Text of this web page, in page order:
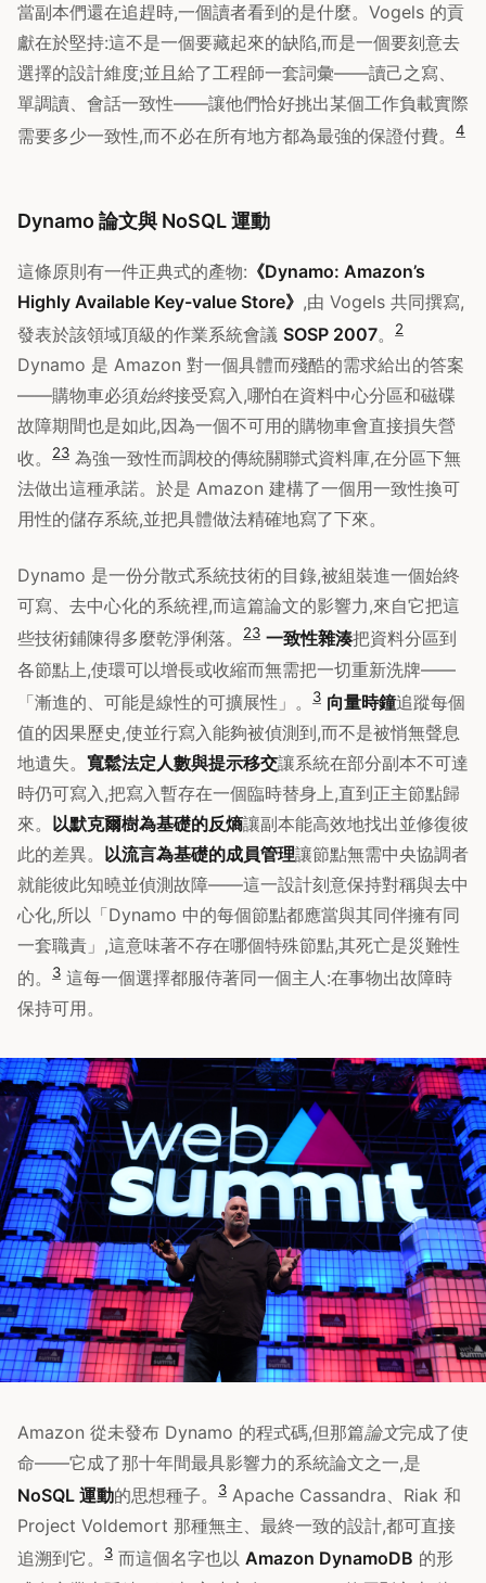
當副本們還在追趕時,一個讀者看到的是什麼。Vogels 的貢
獻在於堅持:這不是一個要藏起來的缺陷,而是一個要刻意去
選擇的設計維度;並且給了工程師一套詞彙——讀己之寫、
單調讀、會話一致性——讓他們恰好挑出某個工作負載實際
需要多少一致性,而不必在所有地方都為最強的保證付費。
4
Dynamo 論文與 NoSQL 運動
這條原則有一件正典式的產物: 《Dynamo: Amazon’s
Highly Available Key-value Store》 ,由 Vogels 共同撰寫,
發表於該領域頂級的作業系統會議 SOSP 2007。 2
Dynamo 是 Amazon 對一個具體而殘酷的需求給出的答案
——購物車必須始終接受寫入,哪怕在資料中心分區和磁碟
故障期間也是如此,因為一個不可用的購物車會直接損失營
收。
23 為強一致性而調校的傳統關聯式資料庫,在分區下無
法做出這種承諾。於是 Amazon 建構了一個用一致性換可
用性的儲存系統,並把具體做法精確地寫了下來。
Dynamo 是一份分散式系統技術的目錄,被組裝進一個始終
可寫、去中心化的系統裡,而這篇論文的影響力,來自它把這
些技術鋪陳得多麼乾淨俐落。
23 一致性雜湊把資料分區到
各節點上,使環可以增長或收縮而無需把一切重新洗牌——
「漸進的、可能是線性的可擴展性」。
3 向量時鐘追蹤每個
值的因果歷史,使並行寫入能夠被偵測到,而不是被悄無聲息
地遺失。 寬鬆法定人數與提示移交讓系統在部分副本不可達
時仍可寫入,把寫入暫存在一個臨時替身上,直到正主節點歸
來。 以默克爾樹為基礎的反熵讓副本能高效地找出並修復彼
此的差異。 以流言為基礎的成員管理讓節點無需中央協調者
就能彼此知曉並偵測故障——這一設計刻意保持對稱與去中
心化,所以「Dynamo 中的每個節點都應當與其同伴擁有同
一套職責」,這意味著不存在哪個特殊節點,其死亡是災難性
的。
3 這每一個選擇都服侍著同一個主人:在事物出故障時
保持可用。
Amazon 從未發布 Dynamo 的程式碼,但那篇論文完成了使
命——它成了那十年間最具影響力的系統論文之一,是
NoSQL 運動的思想種子。 3 Apache Cassandra、Riak 和
Project Voldemort 那種無主、最終一致的設計,都可直接
追溯到它。
3 而這個名字也以 Amazon DynamoDB 的形